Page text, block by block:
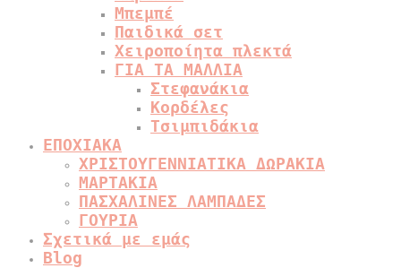
Μπεμπέ
Παιδικά σετ
Χειροποίητα πλεκτά
ΓΙΑ ΤΑ ΜΑΛΛΙΑ
Στεφανάκια
Κορδέλες
Τσιμπιδάκια
ΕΠΟΧΙΑΚΑ
ΧΡΙΣΤΟΥΓΕΝΝΙΑΤΙΚΑ ΔΩΡΑΚΙΑ
ΜΑΡΤΑΚΙΑ
ΠΑΣΧΑΛΙΝΕΣ ΛΑΜΠΑΔΕΣ
ΓΟΥΡΙΑ
Σχετικά με εμάς
Blog